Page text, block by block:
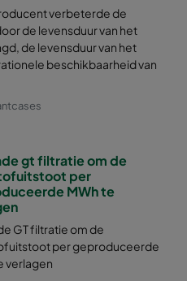
verbeterde de
de levensduur van het
de levensduur van het
beschikbaarheid van
gt filtratie om de
per
MWh te
GT filtratie om de
per geproduceerde
verlagen